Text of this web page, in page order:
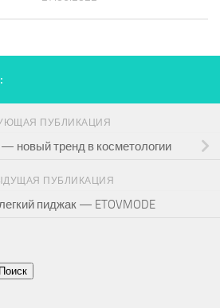
ПУБЛИКАЦИЯ
— новый тренд в косметологии
ПУБЛИКАЦИЯ
пиджак — ETOVMODE
Поиск